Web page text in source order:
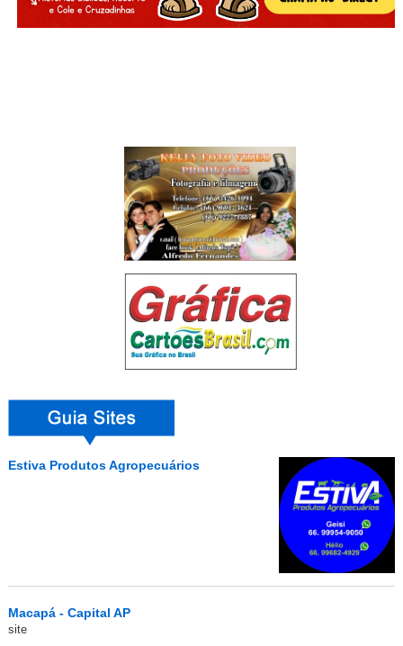
Estiva Produtos Agropecuários
Macapá - Capital AP
site